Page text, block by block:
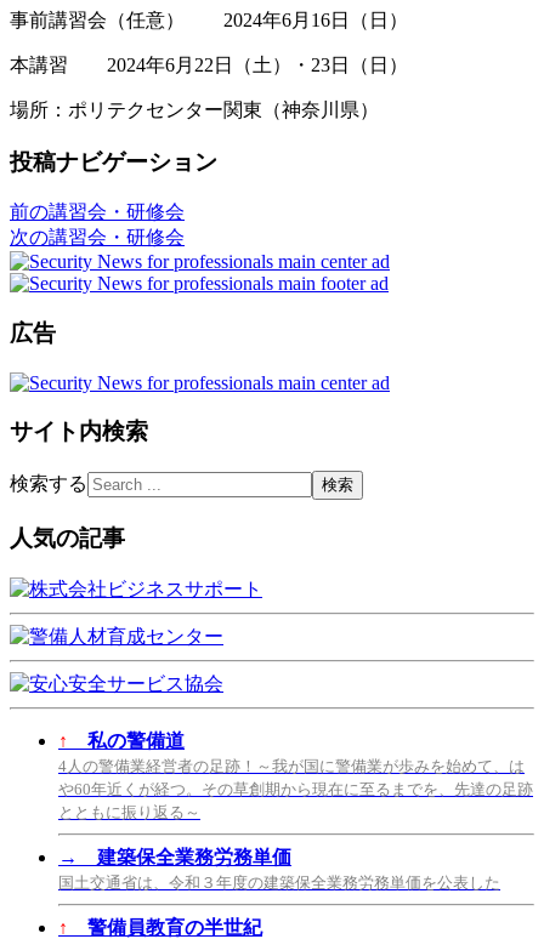
事前講習会（任意） 2024年6月16日（日）
本講習 2024年6月22日（土）・23日（日）
場所：ポリテクセンター関東（神奈川県）
投稿ナビゲーション
前の講習会・研修会
次の講習会・研修会
広告
サイト内検索
検索する
人気の記事
↑ 私の警備道
4人の警備業経営者の足跡！～我が国に警備業が歩みを始めて、は
や60年近くが経つ。その草創期から現在に至るまでを、先達の足跡
とともに振り返る～
→ 建築保全業務労務単価
国土交通省は、令和３年度の建築保全業務労務単価を公表した
↑ 警備員教育の半世紀